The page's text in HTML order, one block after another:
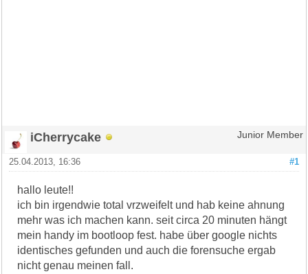
iCherrycake Junior Member
#1
25.04.2013, 16:36
hallo leute!!
ich bin irgendwie total vrzweifelt und hab keine ahnung
mehr was ich machen kann. seit circa 20 minuten hängt
mein handy im bootloop fest. habe über google nichts
identisches gefunden und auch die forensuche ergab
nicht genau meinen fall.